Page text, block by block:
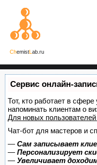
ChemistL ab.ru
Сервис онлайн-
Тот, кто работает в
напоминать клиентам о
Для новых пользователей
Чат-бот для мастеров и
— Сам записывает
— Персонализирует
— Увеличивает